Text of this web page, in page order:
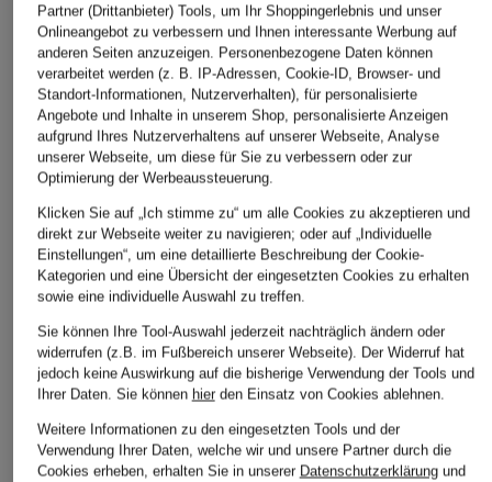
Partner (Drittanbieter) Tools, um Ihr Shoppingerlebnis und unser
Onlineangebot zu verbessern und Ihnen interessante Werbung auf
anderen Seiten anzuzeigen. Personenbezogene Daten können
verarbeitet werden (z. B. IP-Adressen, Cookie-ID, Browser- und
Standort-Informationen, Nutzerverhalten), für personalisierte
Angebote und Inhalte in unserem Shop, personalisierte Anzeigen
aufgrund Ihres Nutzerverhaltens auf unserer Webseite, Analyse
unserer Webseite, um diese für Sie zu verbessern oder zur
Optimierung der Werbeaussteuerung.
Klicken Sie auf „Ich stimme zu“ um alle Cookies zu akzeptieren und
direkt zur Webseite weiter zu navigieren; oder auf „Individuelle
Einstellungen“, um eine detaillierte Beschreibung der Cookie-
Kategorien und eine Übersicht der eingesetzten Cookies zu erhalten
sowie eine individuelle Auswahl zu treffen.
Sie können Ihre Tool-Auswahl jederzeit nachträglich ändern oder
widerrufen (z.B. im Fußbereich unserer Webseite). Der Widerruf hat
jedoch keine Auswirkung auf die bisherige Verwendung der Tools und
Ihrer Daten. Sie können hierden Einsatz von Cookies ablehnen.
Weitere Informationen zu den eingesetzten Tools und der
Verwendung Ihrer Daten, welche wir und unsere Partner durch die
Cookies erheben, erhalten Sie in unserer Datenschutzerklärungund